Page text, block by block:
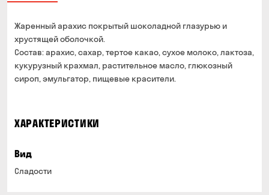
От 700 грн
Срок доставки — до 90 минут
*на время доставки могут влиять воздушные тревоги
Оплата:
Можете без очереди забрать из магазина в удобное
Оплата:
наличными в магазине
банковской картой на сайте и в магазине
Жаренный арахис покрытый шоколадной глазурью и
хрустящей оболочкой.
Состав: арахис, сахар, тертое какао, сухое молоко, лактоза,
кукурузный крахмал, растительное масло, глюкозный
сироп, эмульгатор, пищевые красители.
ХАРАКТЕРИСТИКИ
Вид
Сладости